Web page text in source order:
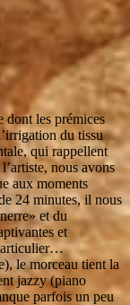
dont les prémices
du tissu
qui rappellent
nous avons
aux moments
24 minutes, il nous
et du
et
le morceau tient la
jazzy (piano
parfois un peu